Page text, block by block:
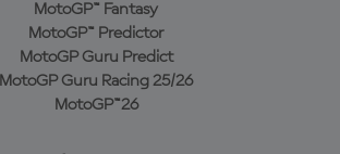
MotoGP™ Fantasy
MotoGP™ Predictor
MotoGP Guru Predict
MotoGP Guru Racing 25/26
MotoGP™26